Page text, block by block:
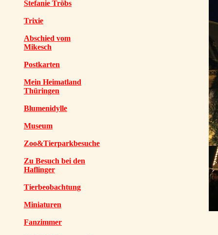
Stefanie Tröbs
Trixie
Abschied vom
Mikesch
Postkarten
Mein Heimatland
Thüringen
Blumenidylle
Museum
Zoo&Tierparkbesuche
Zu Besuch bei den
Haflinger
Tierbeobachtung
Miniaturen
Fanzimmer